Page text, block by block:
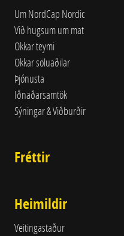
Um NordCap Nordic
Við hugsum um mat
Okkar teymi
Okkar söluaðilar
Þjónusta
Iðnaðarsamtök
Sýningar & Viðburðir
Fréttir
Heimildir
Veitingastaður